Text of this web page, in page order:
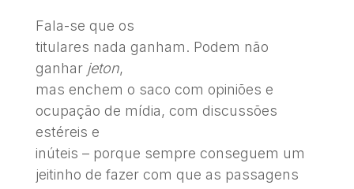
Fala-se que os
titulares nada ganham. Podem não
ganhar jeton,
mas enchem o saco com opiniões e
ocupação de mídia, com discussões
estéreis e
inúteis – porque sempre conseguem um
jeitinho de fazer com que as passagens